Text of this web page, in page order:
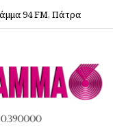
94 FM, Πάτρα